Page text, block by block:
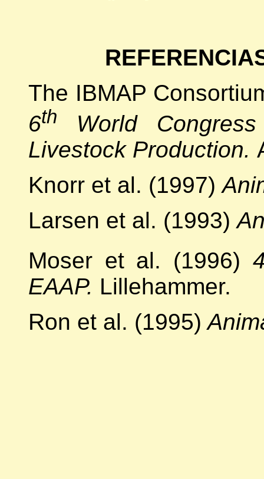
The IBMAP
6th
World
Livestock Production.
Knorr et al. (1997)
Larsen et al. (1993)
Moser et al. (1996)
EAAP. Lillehammer.
Ron et al. (1995)